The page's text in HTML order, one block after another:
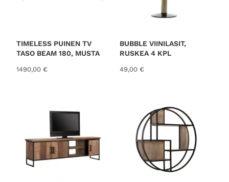
t
e
TIMELESS PUINEN TV
TASO BEAM 180, MUSTA
1490,00 €
BUBBLE VIINILASIT,
RUSKEA 4 KPL
49,00 €